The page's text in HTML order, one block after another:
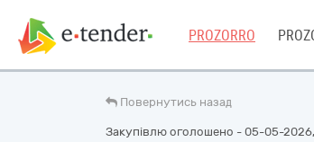
PROZORRO
Повернутись назад
Закупівлю оголошено - 05-05-2026,